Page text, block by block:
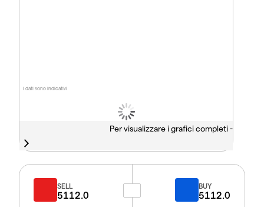
I dati sono indicativi
Per visualizzare i grafici completi -
SELL
5112.0
BUY
5112.0